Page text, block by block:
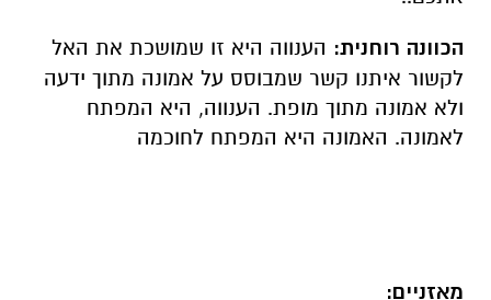
הכוונה רוחנית: הענווה היא זו שמושכת את האל
לקשור איתנו קשר שמבוסס על אמונה מתוך ידעה
ולא אמונה מתוך מופת. הענווה, היא המפתח
לאמונה. האמונה היא המפתח לחוכמה
מאזניים: